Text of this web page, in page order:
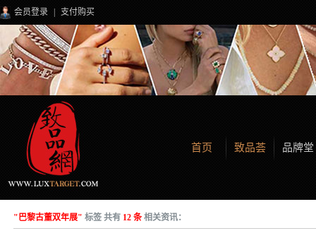
会员登录 支付购买
首页 致品荟 品牌堂
"巴黎古董双年展" 标签 共有 12 条相关资讯：